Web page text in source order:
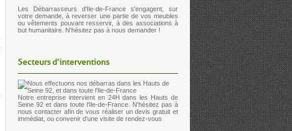
Les Débarrasseurs d'Ile-de-France s'engagent, sur
votre demande, à reverser une partie de vos meubles
ou vêtements pouvant resservir, à des associations à
but humanitaire. N'hésitez pas à nous demander !
Secteurs d’interventions
Notre entreprise intervient en 24H dans les Hauts de
Seine 92 et dans toute l'Ile-de-France. N'hésitez pas à
nous contacter afin de vous réaliser un devis gratuit et
immédiat, ou convenir d'une visite de rendez-vous